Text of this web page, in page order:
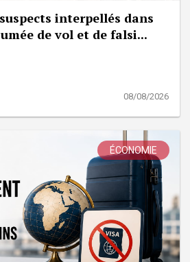
interpellés dans
de vol et de falsi...
08/08/2026
ÉCONOMIE